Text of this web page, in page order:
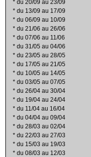
* du 20/09 au 23/09
* du 13/09 au 17/09
* du 06/09 au 10/09
* du 21/06 au 26/06
* du 07/06 au 11/06
* du 31/05 au 04/06
* du 23/05 au 28/05
* du 17/05 au 21/05
* du 10/05 au 14/05
* du 03/05 au 07/05
* du 26/04 au 30/04
* du 19/04 au 24/04
* du 11/04 au 16/04
* du 04/04 au 09/04
* du 28/03 au 02/04
* du 22/03 au 27/03
* du 15/03 au 19/03
* du 08/03 au 12/03